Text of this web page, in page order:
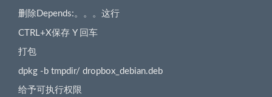
删除Depends:。。。这行
CTRL+X保存 Y 回车
打包
dpkg -b tmpdir/ dropbox_debian.deb
给予可执行权限